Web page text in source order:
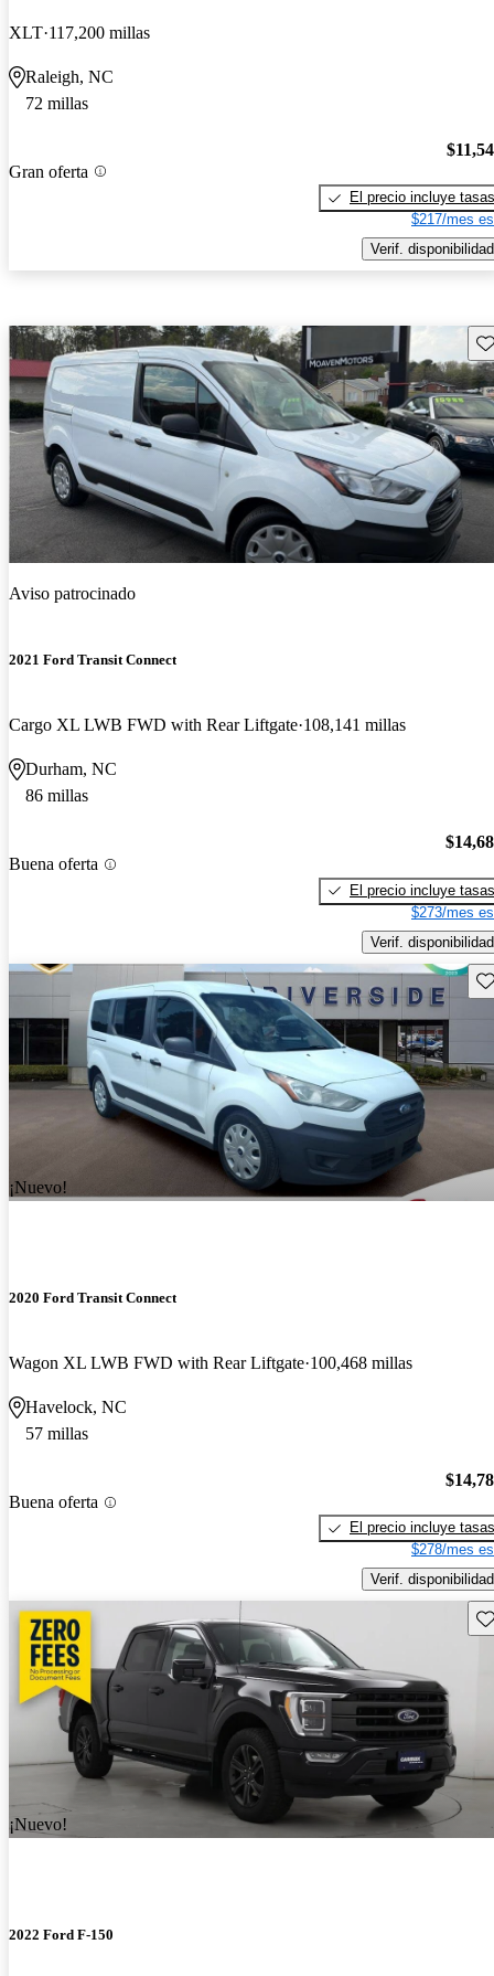
XLT 117,200 millas
Raleigh, NC
72 millas
Gran oferta
El precio incluye tasas
$217/mes
Verif. disponibilidad
Aviso patrocinado
2021 Ford Transit Connect
Cargo XL LWB FWD with Rear Liftgate 108,141 millas
Durham, NC
86 millas
Buena oferta
El precio incluye tasas
$273/mes
Verif. disponibilidad
¡Nuevo!
2020 Ford Transit Connect
Wagon XL LWB FWD with Rear Liftgate 100,468 millas
Havelock, NC
57 millas
Buena oferta
El precio incluye tasas
$278/mes
Verif. disponibilidad
¡Nuevo!
2022 Ford F-150